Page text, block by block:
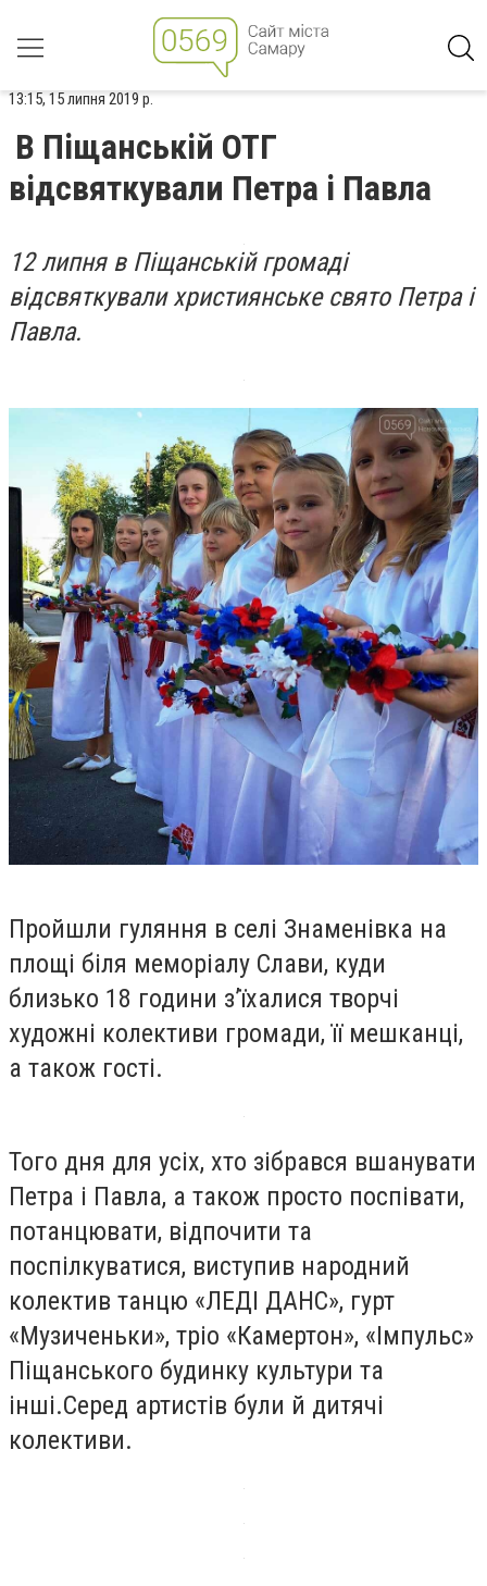
13:15, 15 липня 2019 р.
В Піщанській ОТГ
відсвяткували Петра і Павла
12 липня в Піщанській громаді
відсвяткували християнське свято Петра і
Павла.
Пройшли гуляння в селі Знаменівка на
площі біля меморіалу Слави, куди
близько 18 години з’їхалися творчі
художні колективи громади, її мешканці,
а також гості.
Того дня для усіх, хто зібрався вшанувати
Петра і Павла, а також просто поспівати,
потанцювати, відпочити та
поспілкуватися, виступив народний
колектив танцю «ЛЕДІ ДАНС», гурт
«Музиченьки», тріо «Камертон», «Імпульс»
Піщанського будинку культури та
інші.Серед артистів були й дитячі
колективи.